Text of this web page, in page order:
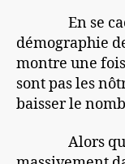
En se
démographie
montre une
sont pas les
baisser le
Alors qu’il